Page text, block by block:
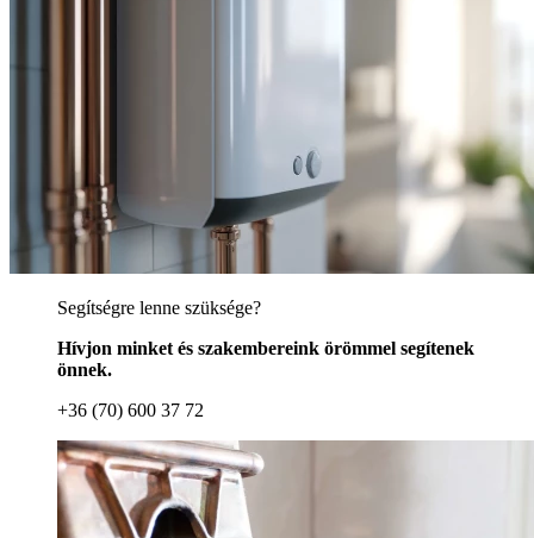
Segítségre lenne szüksége?
Hívjon minket és szakembereink örömmel segítenek
önnek.
+36 (70) 600 37 72